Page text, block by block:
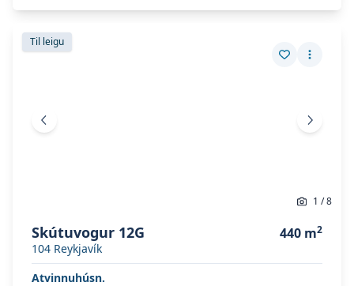
Skoða eignina
Til leigu
Vista eign
Fleiri
Skoða eignina
Fyrri mynd Næsta
1 /8
Skútuvogur 12G
104 Reykjavík
440 m2
Atvinnuhúsn.